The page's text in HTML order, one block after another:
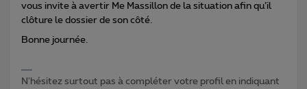
vous invite à avertir Me Massillon de la situation afin qu’il
clôture le dossier de son côté.
Bonne journée.
N'hésitez surtout pas à compléter votre profil en indiquant